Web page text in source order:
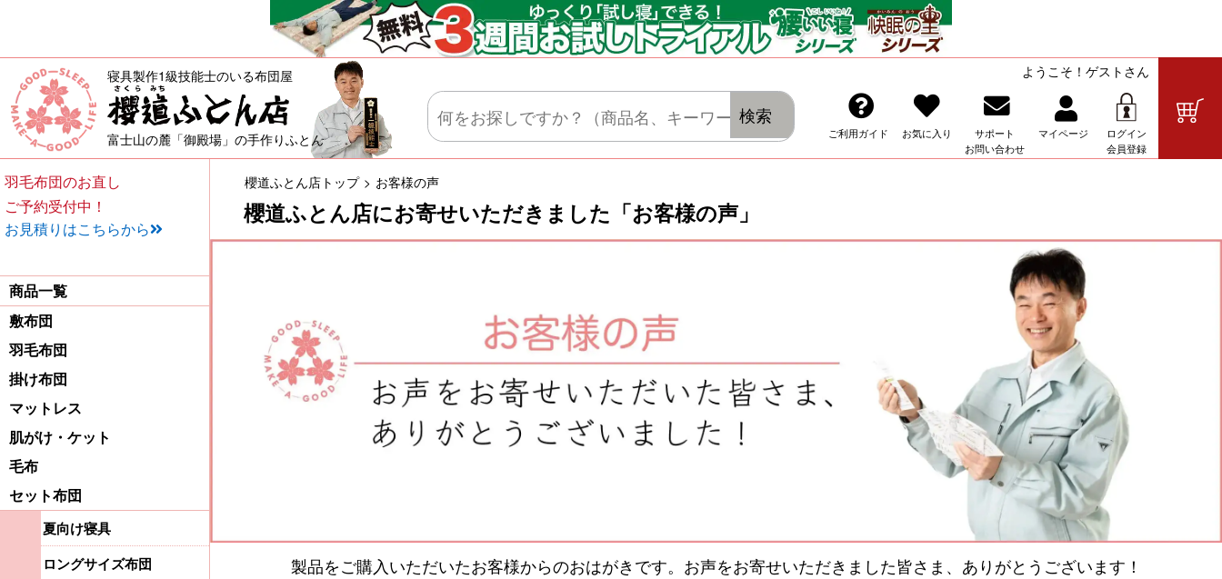
櫻道ふとん店にお寄せいただきました「お客様の声」
敷布団・掛け布団・羽毛布団・マットレス・肌がけ・毛布・セット布団の販売
寝具製作1級技能士のいる布団屋
富士山の麓「御殿場」の手作りふとん
ようこそ！ゲストさん
ご利用ガイド お気に入り
サポート
お問い合わせ
マイページ
ログイン
会員登録
検索
櫻道ふとん店トップ お客様の声
製品をご購入いただいたお客様からのおはがきです。お声をお寄せいただきました皆さま、ありがとうございます！
羽毛布団のお直し
ご予約受付中！
お見積りはこちらから
商品一覧
敷布団
羽毛布団
掛け布団
マットレス
肌がけ・ケット
毛布
セット布団
夏向け寝具
ロングサイズ布団